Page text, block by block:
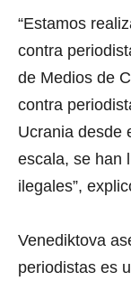
“Estamos
contra
de Medios de
contra
Ucrania desde
escala, se han
ilegales”,
Venediktova
periodistas es